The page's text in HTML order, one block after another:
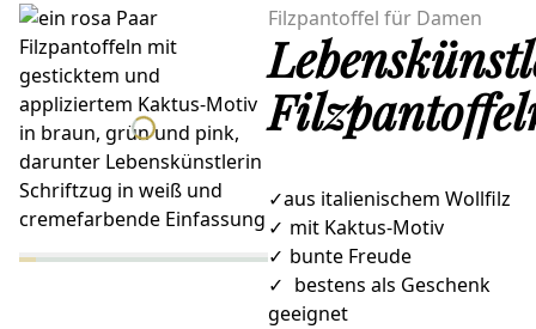
Filzpantoffel für Damen
✓aus italienischem Wollfilz
✓ mit Kaktus-Motiv
✓ bunte Freude
✓ bestens als Geschenk
geeignet